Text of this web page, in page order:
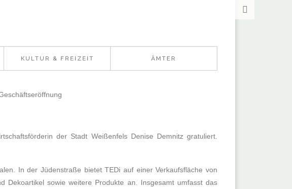
KULTUR & FREIZEIT ÄMTER
der Stadt Weißenfels Denise Demnitz gratuliert.
In der Jüdenstraße bietet TEDi auf einer Verkaufsfläche von
Dekoartikel sowie weitere Produkte an. Insgesamt umfasst das